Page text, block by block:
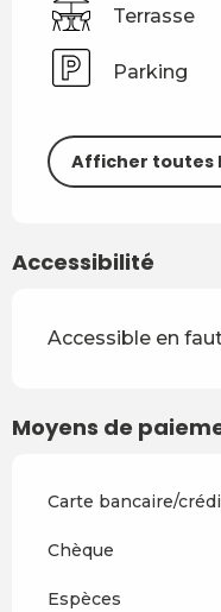
Terrasse
Parking
Afficher toutes
Accessibilité
Accessible en
Moyens de
Carte bancaire/
Chèque
Espèces